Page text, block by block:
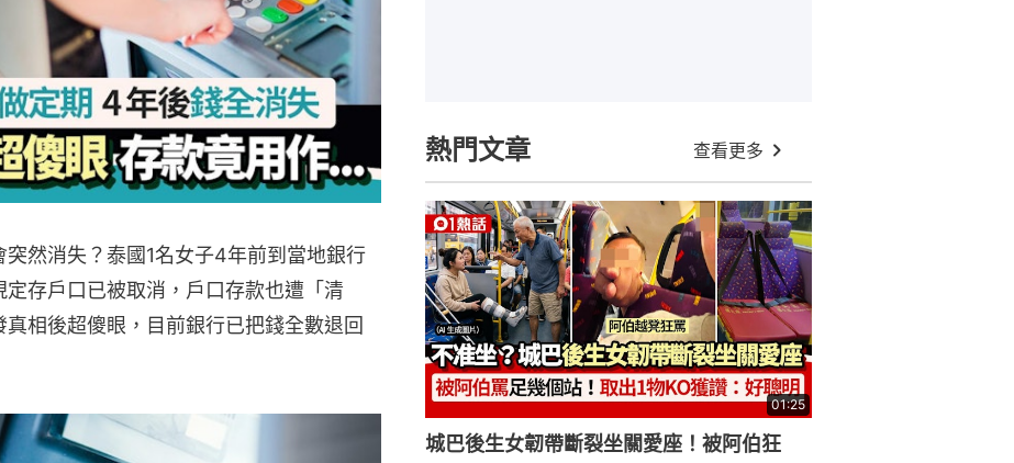
然消失？泰國1名女子4年前到當地銀行
存戶口已被取消，戶口存款也遭「清
相後超傻眼，目前銀行已把錢全數退回
熱門文章 查看更多
01:25
城巴後生女韌帶斷裂坐關愛座！被阿伯狂